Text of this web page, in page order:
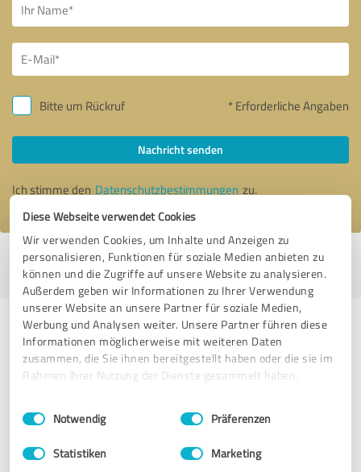
Diese Webseite verwendet Cookies
Wir verwenden Cookies, um Inhalte und Anzeigen zu
personalisieren, Funktionen für soziale Medien anbieten zu
können und die Zugriffe auf unsere Website zu analysieren.
Außerdem geben wir Informationen zu Ihrer Verwendung
unserer Website an unsere Partner für soziale Medien,
Werbung und Analysen weiter. Unsere Partner führen diese
Informationen möglicherweise mit weiteren Daten
zusammen, die Sie ihnen bereitgestellt haben oder die sie im
Rahmen Ihrer Nutzung der Dienste gesammelt haben.
Impressum Datenschutzbestimmungen
Einwilligungsauswahl
Notwendig Präferenzen
Statistiken Marketing
Bitte um Rückruf * Erforderliche Angaben
Nachricht senden
Ich stimme den Datenschutzbestimmungen zu.
Profil aktiv seit 29.07.2020 |Letzte Aktualisierung: 11.11.2024|Profil
melden
Erfahrungen zu weiteren
Anbietern aus dem Bereich
Dienstleistungen
Hausverwaltung Altmann GmbH